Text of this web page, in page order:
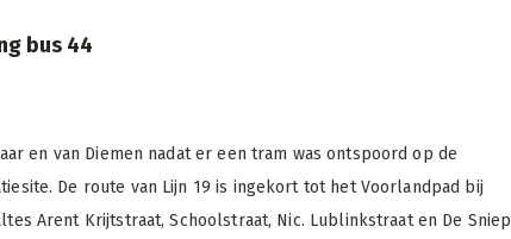
bus 44
en van Diemen nadat er een tram was ontspoord op de
De route van Lijn 19 is ingekort tot het Voorlandpad bij
Arent Krijtstraat, Schoolstraat, Nic. Lublinkstraat en De Sniep